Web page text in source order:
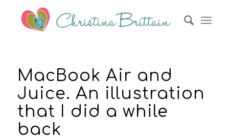
MacBook Air and
Juice. An illustration
that I did a while
back